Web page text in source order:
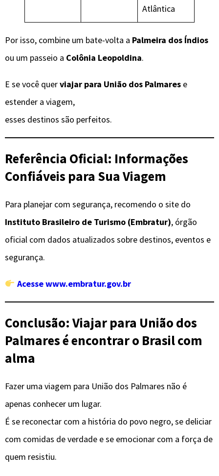
Atlântica
Por isso, combine um bate-volta a Palmeira dos Índios
ou um passeio a Colônia Leopoldina.
E se você querviajar para União dos Palmares e
estender a viagem,
esses destinos são perfeitos.
Referência Oficial: Informações
Confiáveis para Sua Viagem
Para planejar com segurança, recomendo o site do
Instituto Brasileiro de Turismo (Embratur), órgão
oficial com dados atualizados sobre destinos, eventos e
segurança.
Acesse www.embratur.gov.br
Conclusão: Viajar para União dos
Palmares é encontrar o Brasil com
alma
Fazer uma viagem para União dos Palmares não é
apenas conhecer um lugar.
É se reconectar com a história do povo negro, se deliciar
com comidas de verdade e se emocionar com a força de
quem resistiu.